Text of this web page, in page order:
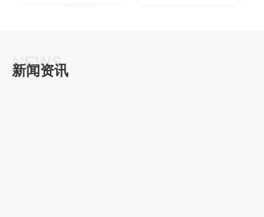
NEWS
新闻资讯